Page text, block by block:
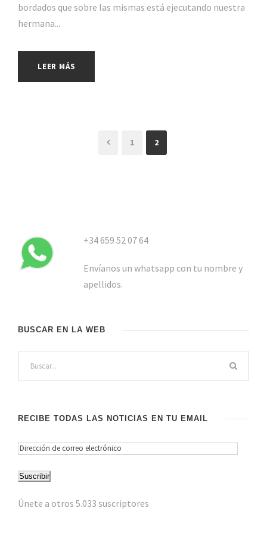
bordados que sobre las mismas está ejecutando nuestra
hermana...
LEER MÁS
1 2
+34 659 52 07 64
Envíanos un whatsapp con tu nombre y
apellidos.
BUSCAR EN LA WEB
RECIBE TODAS LAS NOTICIAS EN TU EMAIL
D
r
c
Suscribir
Únete a otros 5.033 suscriptores